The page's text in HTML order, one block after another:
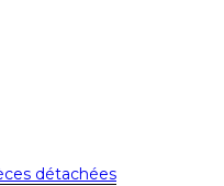
détachées